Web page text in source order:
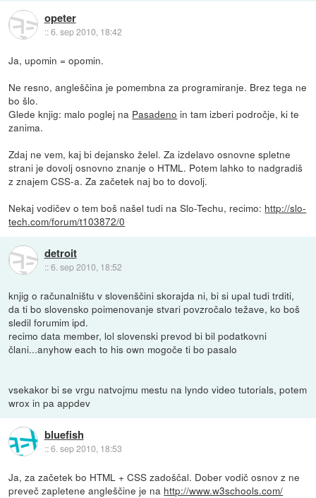
opeter
::6. sep 2010, 18:42
Ja, upomin = opomin.
Ne resno, angleščina je pomembna za programiranje. Brez tega ne
bo šlo.
Glede knjig: malo poglej na Pasadeno in tam izberi področje, ki te
zanima.
Zdaj ne vem, kaj bi dejansko želel. Za izdelavo osnovne spletne
strani je dovolj osnovno znanje o HTML. Potem lahko to nadgradiš
z znajem CSS-a. Za začetek naj bo to dovolj.
Nekaj vodičev o tem boš našel tudi na Slo-Techu, recimo: http://slo-
tech.com/forum/t103872/0
detroit
::6. sep 2010, 18:52
knjig o računalništu v slovenščini skorajda ni, bi si upal tudi trditi,
da ti bo slovensko poimenovanje stvari povzročalo težave, ko boš
sledil forumim ipd.
recimo data member, lol slovenski prevod bi bil podatkovni
člani...anyhow each to his own mogoče ti bo pasalo
vsekakor bi se vrgu natvojmu mestu na lyndo video tutorials, potem
wrox in pa appdev
bluefish
::6. sep 2010, 18:53
Ja, za začetek bo HTML + CSS zadoščal. Dober vodič osnov z ne
preveč zapletene angleščine je na http://www.w3schools.com/